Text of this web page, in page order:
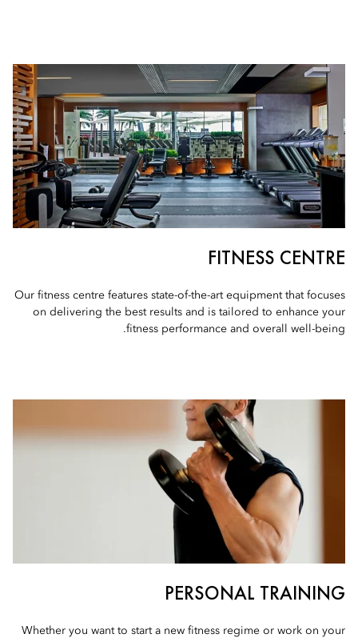
FITNESS CENTRE
Our fitness centre features state-of-the-art equipment that focuses
on delivering the best results and is tailored to enhance your
fitness performance and overall well-being.
PERSONAL TRAINING
Whether you want to start a new fitness regime or work on your